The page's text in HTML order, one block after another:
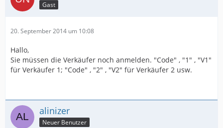
Gast
20. September 2014 um 10:08
Hallo,
Sie müssen die Verkäufer noch anmelden. "Code" , "1" , "V1"
für Verkäufer 1; "Code" , "2" , "V2" für Verkäufer 2 usw.
alinizer
Neuer Benutzer